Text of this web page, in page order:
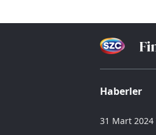
Haberler
31 Mart 2024